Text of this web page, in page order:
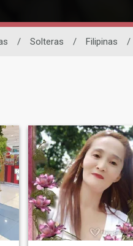
/ Solteras / Filipinas /